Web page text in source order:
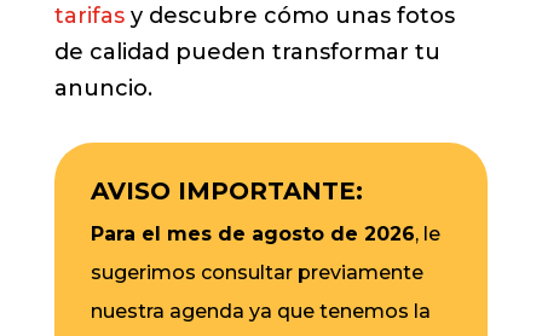
tarifasy descubre cómo unas fotos
de calidad pueden transformar tu
anuncio.
AVISO IMPORTANTE:
Para el mes de agosto de 2026, le
sugerimos consultar previamente
nuestra agenda ya que tenemos la